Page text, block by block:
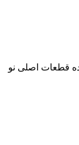
قطعات اصلی نو